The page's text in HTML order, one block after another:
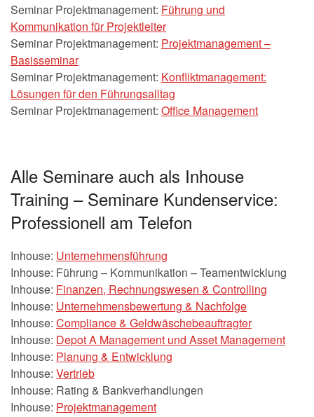
Seminar Projektmanagement: Führung und
Kommunikation für Projektleiter
Seminar Projektmanagement: Projektmanagement –
Basisseminar
Seminar Projektmanagement: Konfliktmanagement:
Lösungen für den Führungsalltag
Seminar Projektmanagement: Office Management
Alle Seminare auch als Inhouse
Training – Seminare Kundenservice:
Professionell am Telefon
Inhouse: Unternehmensführung
Inhouse: Führung – Kommunikation – Teamentwicklung
Inhouse: Finanzen, Rechnungswesen & Controlling
Inhouse: Unternehmensbewertung & Nachfolge
Inhouse: Compliance & Geldwäschebeauftragter
Inhouse: Depot A Management und Asset Management
Inhouse: Planung & Entwicklung
Inhouse: Vertrieb
Inhouse: Rating & Bankverhandlungen
Inhouse: Projektmanagement